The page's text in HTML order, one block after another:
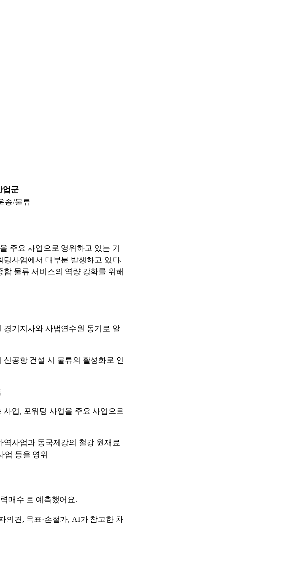
업군
송/물류
주요 사업으로 영위하고 있는 기
사업에서 대부분 발생하고 있다.
물류 서비스의 역량 강화를 위해
경기지사와 사법연수원 동기로 알
공항 건설 시 물류의 활성화로 인
업, 포워딩 사업을 주요 사업으로
사업과 동국제강의 철강 원재료
업 등을 영위
매수 로 예측했어요.
의견, 목표·손절가, AI가 참고한 차